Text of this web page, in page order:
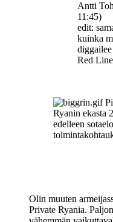
Antti
11:45)
edit:
kuinka
Red
Ryanin ekasta
edelleen
Olin muuten
Private Ryania.